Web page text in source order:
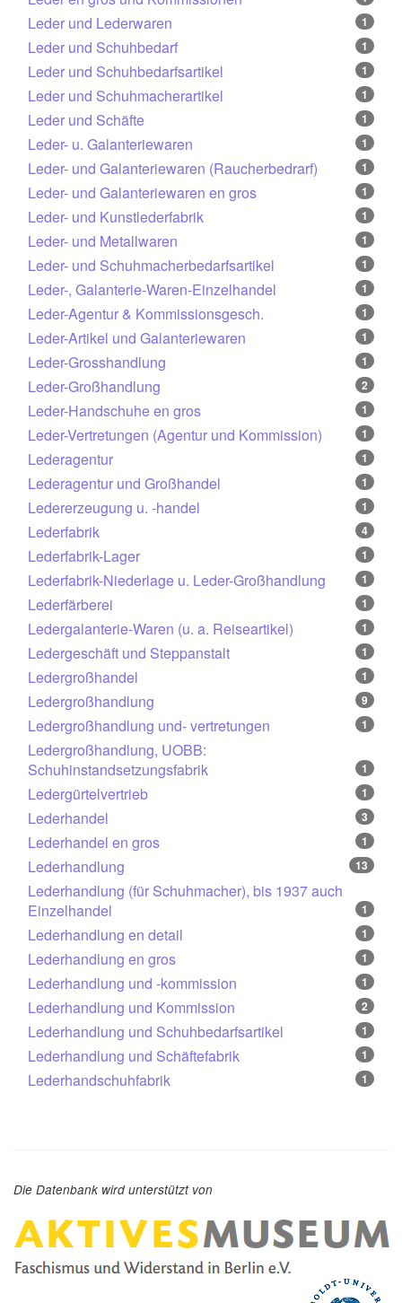
Leder und Lederwaren 1
Leder und Schuhbedarf 1
Leder und Schuhbedarfsartikel 1
Leder und Schuhmacherartikel 1
Leder und Schäfte 1
Leder- u. Galanteriewaren 1
Leder- und Galanteriewaren (Raucherbedrarf) 1
Leder- und Galanteriewaren en gros 1
Leder- und Kunstlederfabrik 1
Leder- und Metallwaren 1
Leder- und Schuhmacherbedarfsartikel 1
Leder-, Galanterie-Waren-Einzelhandel 1
Leder-Agentur & Kommissionsgesch. 1
Leder-Artikel und Galanteriewaren 1
Leder-Grosshandlung 1
Leder-Großhandlung 2
Leder-Handschuhe en gros 1
Leder-Vertretungen (Agentur und Kommission) 1
Lederagentur 1
Lederagentur und Großhandel 1
Ledererzeugung u. -handel 1
Lederfabrik 4
Lederfabrik-Lager 1
Lederfabrik-Niederlage u. Leder-Großhandlung 1
Lederfärberei 1
Ledergalanterie-Waren (u. a. Reiseartikel) 1
Ledergeschäft und Steppanstalt 1
Ledergroßhandel 1
Ledergroßhandlung 9
Ledergroßhandlung und- vertretungen 1
Ledergroßhandlung, UOBB:
Schuhinstandsetzungsfabrik
1
Ledergürtelvertrieb 1
Lederhandel 3
Lederhandel en gros 1
Lederhandlung 13
Lederhandlung (für Schuhmacher), bis 1937 auch
Einzelhandel
1
Lederhandlung en detail 1
Lederhandlung en gros 1
Lederhandlung und -kommission 1
Lederhandlung und Kommission 2
Lederhandlung und Schuhbedarfsartikel 1
Lederhandlung und Schäftefabrik 1
Lederhandschuhfabrik 1
Die Datenbank wird unterstützt von